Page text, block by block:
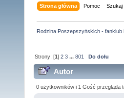
Strona główna Pomoc Szukaj
Rodzina Poszepszyńskich - fanklub
Strony: [1]2 3 ...801 Do dołu
Autor
0 użytkowników i 1 Gość przegląda